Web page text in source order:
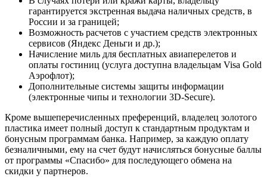
гарантируется экстренная выдача наличных средств, в
России и за границей;
Возможность расчетов с участием средств электронных
сервисов (Яндекс Деньги и др.);
Начисление миль для бесплатных авиаперелетов и
оплаты гостиниц (услуга доступна владельцам Visa Gold
Аэрофлот);
Дополнительные системы защиты информации
(электронные чипы и технологии 3D-Secure).
Кроме вышеперечисленных преференций, владелец золотого
пластика имеет полный доступ к стандартным продуктам и
бонусным программам банка. Например, за каждую оплату
безналичными, ему на счет будут начисляться бонусные баллы
от программы «Спасибо» для последующего обмена на
скидки у партнеров.